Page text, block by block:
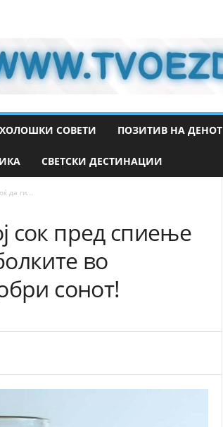
СОВЕТИ ПОЗИТИВ НА ДЕНОТ
СВЕТСКИ ДЕСТИНАЦИИ
да ги...
сок пред спиење
во
сонот!